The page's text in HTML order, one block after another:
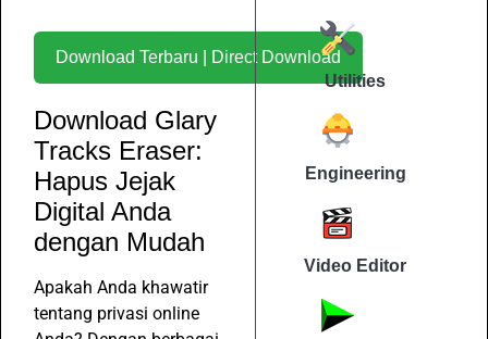
Download Terbaru | Direct Download
Download Glary
Tracks Eraser:
Hapus Jejak
Digital Anda
dengan Mudah
Apakah Anda khawatir
tentang privasi online
Utilities
Engineering
Video Editor